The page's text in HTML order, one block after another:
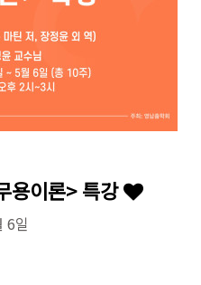
용이론> 특강
6일